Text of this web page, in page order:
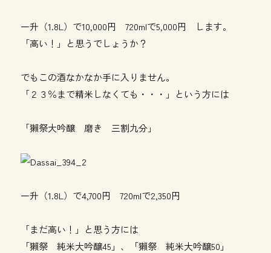
一升（1.8L）で10,000円 720mlで5,000円 します。
「高い！」と思うでしょうか？
でもこの酒なかなか手に入りません。
「２３％まで精米しなくても・・・」という方には
「獺祭大吟醸 磨き 三割九分」
一升（1.8L）で4,700円 720mlで2,350円
「まだ高い！」と思う方には
「獺祭 純米大吟醸45」、「獺祭 純米大吟醸50」